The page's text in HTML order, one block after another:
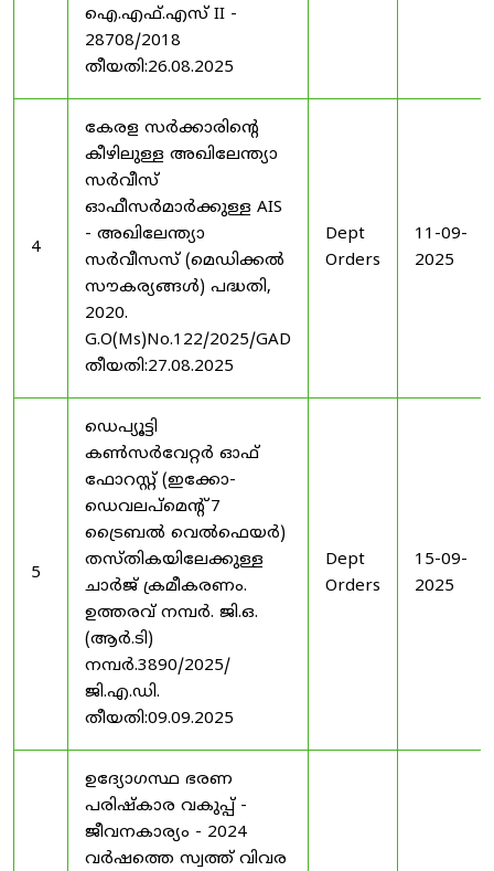
ഐ.എഫ്.എസ് II -
28708/2018
തീയതി:26.08.2025
4
കേരള സർക്കാരിന്റെ
കീഴിലുള്ള അഖിലേന്ത്യാ
സർവീസ്
ഓഫീസർമാർക്കുള്ള AIS
- അഖിലേന്ത്യാ
സർവീസസ് (മെഡിക്കൽ
സൗകര്യങ്ങൾ) പദ്ധതി,
2020.
G.O(Ms)No.122/2025/GAD
തീയതി:27.08.2025
Dept
Orders
11-09-
2025
5
ഡെപ്യൂട്ടി
കൺസർവേറ്റർ ഓഫ്
ഫോറസ്റ്റ് (ഇക്കോ-
ഡെവലപ്മെന്റ് 7
ട്രൈബൽ വെൽഫെയർ)
തസ്തികയിലേക്കുള്ള
ചാർജ് ക്രമീകരണം.
ഉത്തരവ് നമ്പർ. ജി.ഒ.
(ആർ.ടി)
നമ്പർ.3890/2025/
ജി.എ.ഡി.
തീയതി:09.09.2025
Dept
Orders
15-09-
2025
ഉദ്യോഗസ്ഥ ഭരണ
പരിഷ്കാര വകുപ്പ് -
ജീവനകാര്യം - 2024
വർഷത്തെ സ്വത്ത് വിവര